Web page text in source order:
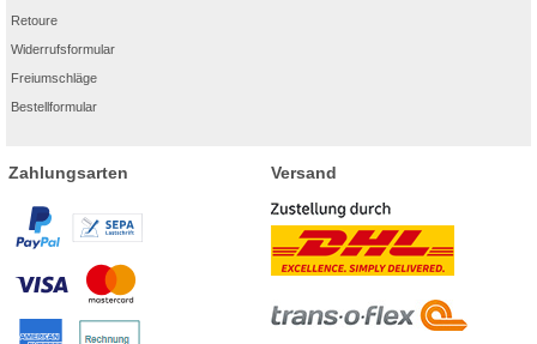
Retoure
Widerrufsformular
Freiumschläge
Bestellformular
Zahlungsarten Versand